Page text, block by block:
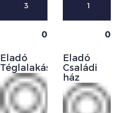
3
0
Eladó
Téglalakás
1
0
Eladó
Családi
ház